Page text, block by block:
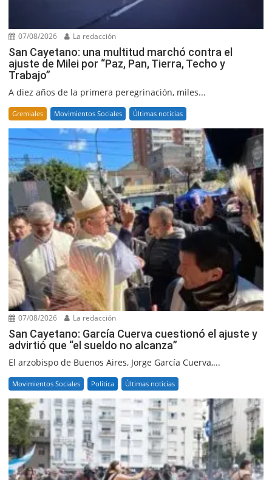
07/08/2026 La redacción
San Cayetano: una multitud marchó contra el
ajuste de Milei por “Paz, Pan, Tierra, Techo y
Trabajo”
A diez años de la primera peregrinación, miles...
Gremiales Movimientos Sociales Últimas noticias
07/08/2026 La redacción
San Cayetano: García Cuerva cuestionó el ajuste y
advirtió que “el sueldo no alcanza”
El arzobispo de Buenos Aires, Jorge García Cuerva,...
Movimientos Sociales Política Últimas noticias